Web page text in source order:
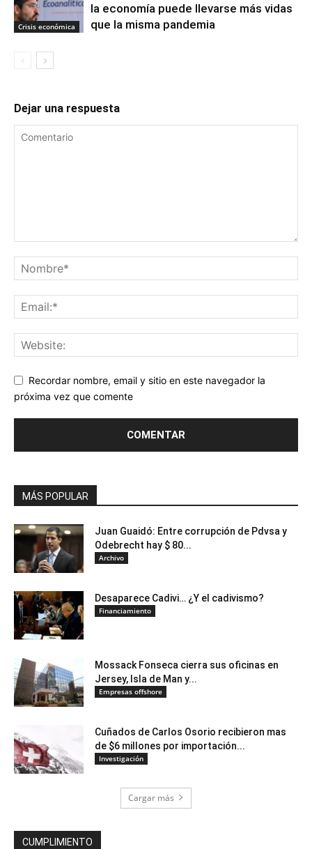
Crisis económica
la economía puede llevarse más vidas
que la misma pandemia
Dejar una respuesta
Recordar nombre, email y sitio en este navegador la
próxima vez que comente
MÁS POPULAR
Juan Guaidó: Entre corrupción de Pdvsa y
Odebrecht hay $ 80...
Archivo
Desaparece Cadivi… ¿Y el cadivismo?
Financiamiento
Mossack Fonseca cierra sus oficinas en
Jersey, Isla de Man y...
Empresas offshore
Cuñados de Carlos Osorio recibieron mas
de $6 millones por importación...
Investigación
Cargar más
CUMPLIMIENTO